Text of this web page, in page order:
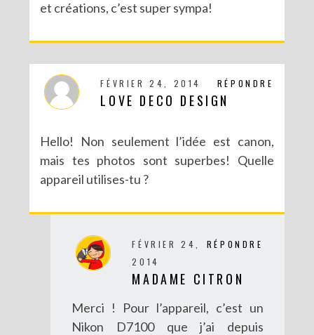
et créations, c’est super sympa!
RÉPONDRE
FÉVRIER 24, 2014
LOVE DECO DESIGN
Hello! Non seulement l’idée est canon,
mais tes photos sont superbes! Quelle
appareil utilises-tu ?
RÉPONDRE
FÉVRIER 24,
2014
MADAME CITRON
Merci ! Pour l’appareil, c’est un
Nikon D7100 que j’ai depuis